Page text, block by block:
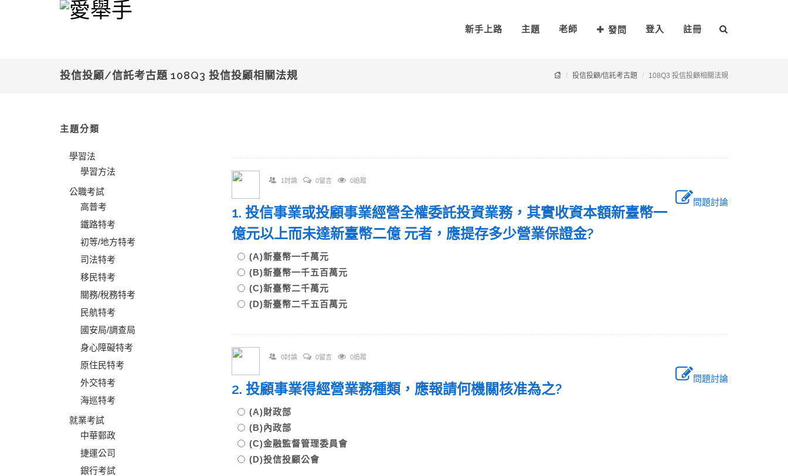
新手上路 主題 老師 發問 登入 註冊
投信投顧/信託考古題 108Q3 投信投顧相關法規 投信投顧/信託考古題 108Q3 投信投顧相關法規
主題分類
學習法
學習方法
公職考試
高普考
鐵路特考
初等/地方特考
司法特考
移民特考
關務/稅務特考
民航特考
國安局/調查局
身心障礙特考
原住民特考
外交特考
海巡特考
就業考試
中華郵政
捷運公司
銀行考試
1討論 0留言 0追蹤
問題討論
1. 投信事業或投顧事業經營全權委託投資業務，其實收資本額新臺幣一
億元以上而未達新臺幣二億 元者，應提存多少營業保證金?
(A)新臺幣一千萬元
(B)新臺幣一千五百萬元
(C)新臺幣二千萬元
(D)新臺幣二千五百萬元
0討論 0留言 0追蹤
問題討論
2. 投顧事業得經營業務種類，應報請何機關核准為之?
(A)財政部
(B)內政部
(C)金融監督管理委員會
(D)投信投顧公會